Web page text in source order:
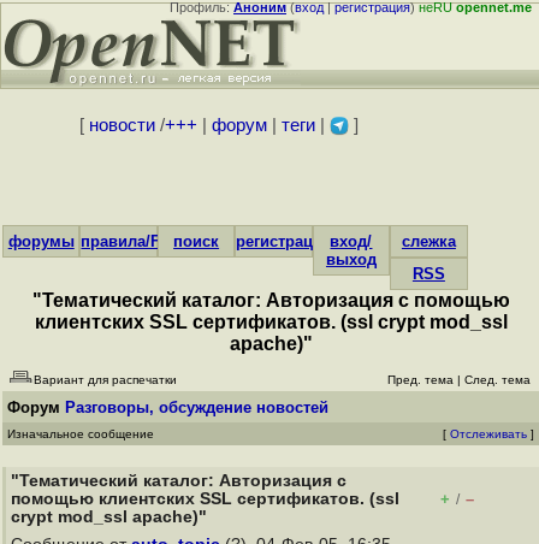
Профиль:Аноним(вход|регистрация)неRUopennet.me
[ новости/+++ форум| теги| ]
форумы правила/FAQпоиск регистрациявход/
выход
слежка
RSS
"Тематический каталог: Авторизация с помощью
клиентских SSL сертификатов. (ssl crypt mod_ssl
apache)"
Вариант для распечатки Пред. тема | След. тема
Форум Разговоры, обсуждение новостей
Изначальное сообщение [ Отслеживать ]
"Тематический каталог: Авторизация с
помощью клиентских SSL сертификатов. (ssl
crypt mod_ssl apache)"
+ / –